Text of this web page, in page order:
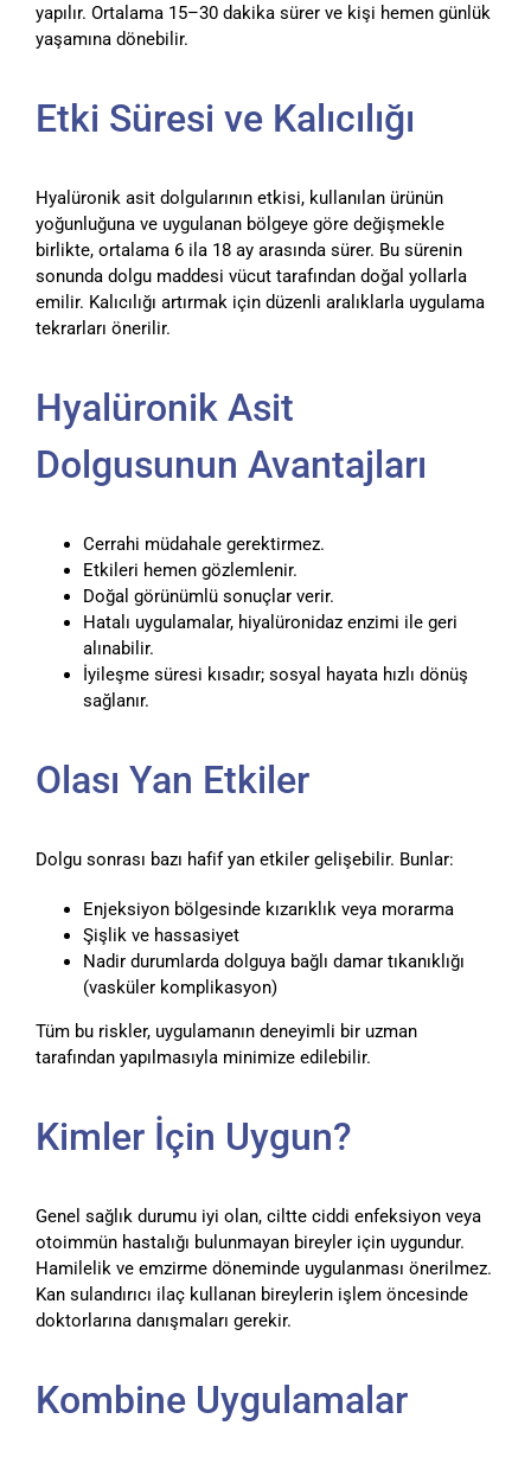
yapılır. Ortalama 15–30 dakika sürer ve kişi hemen günlük
yaşamına dönebilir.
Etki Süresi ve Kalıcılığı
Hyalüronik asit dolgularının etkisi, kullanılan ürünün
yoğunluğuna ve uygulanan bölgeye göre değişmekle
birlikte, ortalama 6 ila 18 ay arasında sürer. Bu sürenin
sonunda dolgu maddesi vücut tarafından doğal yollarla
emilir. Kalıcılığı artırmak için düzenli aralıklarla uygulama
tekrarları önerilir.
Hyalüronik Asit
Dolgusunun Avantajları
Cerrahi müdahale gerektirmez.
Etkileri hemen gözlemlenir.
Doğal görünümlü sonuçlar verir.
Hatalı uygulamalar, hiyalüronidaz enzimi ile geri
alınabilir.
İyileşme süresi kısadır; sosyal hayata hızlı dönüş
sağlanır.
Olası Yan Etkiler
Dolgu sonrası bazı hafif yan etkiler gelişebilir. Bunlar:
Enjeksiyon bölgesinde kızarıklık veya morarma
Şişlik ve hassasiyet
Nadir durumlarda dolguya bağlı damar tıkanıklığı
(vasküler komplikasyon)
Tüm bu riskler, uygulamanın deneyimli bir uzman
tarafından yapılmasıyla minimize edilebilir.
Kimler İçin Uygun?
Genel sağlık durumu iyi olan, ciltte ciddi enfeksiyon veya
otoimmün hastalığı bulunmayan bireyler için uygundur.
Hamilelik ve emzirme döneminde uygulanması önerilmez.
Kan sulandırıcı ilaç kullanan bireylerin işlem öncesinde
doktorlarına danışmaları gerekir.
Kombine Uygulamalar